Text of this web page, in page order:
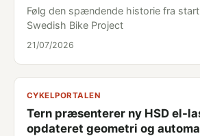
Følg den spændende historie fra
Swedish Bike Project
21/07/2026
CYKELPORTALEN
Tern præsenterer ny HSD el-
opdateret geometri og